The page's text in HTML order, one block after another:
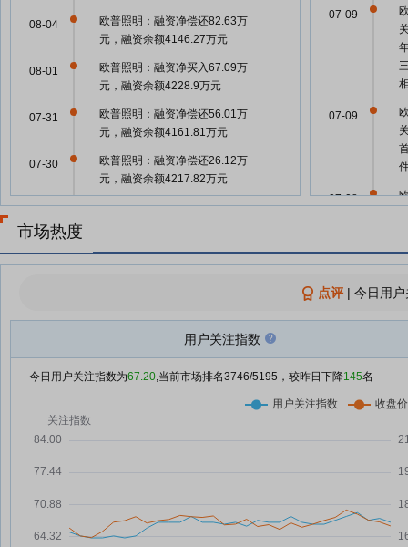
欧普照明：融资净偿还82.63万
元，融资余额4146.27万元
08-04
欧普照明：融资净买入67.09万
元，融资余额4228.9万元
08-01
欧普照明：融资净偿还56.01万
元，融资余额4161.81万元
07-31
欧普照明：融资净偿还26.12万
元，融资余额4217.82万元
07-30
欧普照明：融资净偿还23.33万
长三角一体化示范区落地一批新成
07-28
行业整体步入成熟期|异动情报
照明设备概念盘中走弱，家用智能
望提升|异动情报
07-28
07-28
欧普照明：融资净偿还151.24万
07-24
07-09
07-09
07-08
07-08
06-11
市场热度
点评| 今日用
用户关注指数
今日用户关注指数为67.20,当前市场排名3746/5195，较昨日下降145名